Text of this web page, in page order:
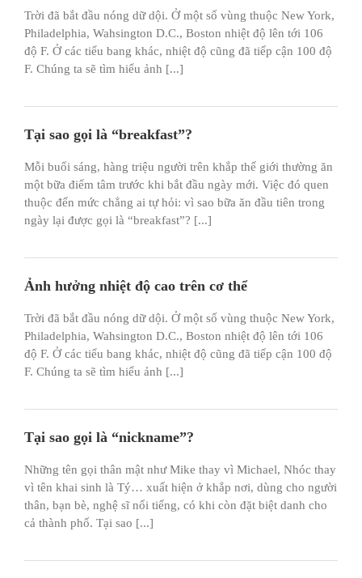
Trời đã bắt đầu nóng dữ dội. Ở một số vùng thuộc New York,
Philadelphia, Wahsington D.C., Boston nhiệt độ lên tới 106
độ F. Ở các tiểu bang khác, nhiệt độ cũng đã tiếp cận 100 độ
F. Chúng ta sẽ tìm hiểu ảnh [...]
Tại sao gọi là “breakfast”?
Mỗi buổi sáng, hàng triệu người trên khắp thế giới thường ăn
một bữa điểm tâm trước khi bắt đầu ngày mới. Việc đó quen
thuộc đến mức chẳng ai tự hỏi: vì sao bữa ăn đầu tiên trong
ngày lại được gọi là “breakfast”? [...]
Ảnh hưởng nhiệt độ cao trên cơ thể
Trời đã bắt đầu nóng dữ dội. Ở một số vùng thuộc New York,
Philadelphia, Wahsington D.C., Boston nhiệt độ lên tới 106
độ F. Ở các tiểu bang khác, nhiệt độ cũng đã tiếp cận 100 độ
F. Chúng ta sẽ tìm hiểu ảnh [...]
Tại sao gọi là “nickname”?
Những tên gọi thân mật như Mike thay vì Michael, Nhóc thay
vì tên khai sinh là Tý… xuất hiện ở khắp nơi, dùng cho người
thân, bạn bè, nghệ sĩ nổi tiếng, có khi còn đặt biệt danh cho
cả thành phố. Tại sao [...]